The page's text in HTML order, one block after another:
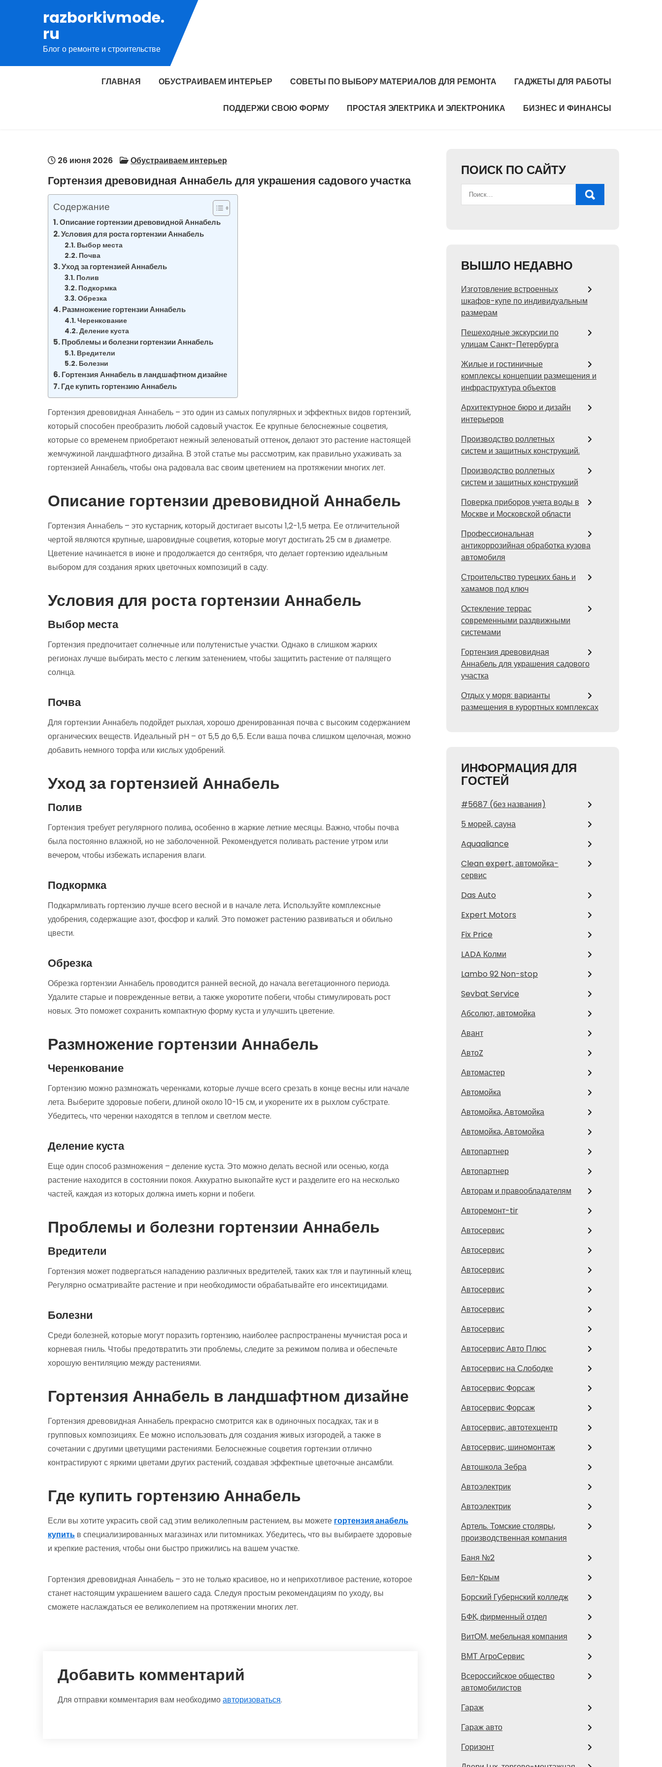
содержимому
razborkivmode.
ru
Блог о ремонте и строительстве
ГЛАВНАЯ ОБУСТРАИВАЕМ ИНТЕРЬЕР СОВЕТЫ ПО ВЫБОРУ МАТЕРИАЛОВ ДЛЯ РЕМОНТА ГАДЖЕТЫ ДЛЯ РАБОТЫ
ПОДДЕРЖИ СВОЮ ФОРМУ ПРОСТАЯ ЭЛЕКТРИКА И ЭЛЕКТРОНИКА БИЗНЕС И ФИНАНСЫ
26 июня 2026 Обустраиваем интерьер
Гортензия древовидная Аннабель для украшения садового участка
Содержание
Описание гортензии древовидной Аннабель
Условия для роста гортензии Аннабель
Выбор места
Почва
Уход за гортензией Аннабель
Полив
Подкормка
Обрезка
Размножение гортензии Аннабель
Черенкование
Деление куста
Проблемы и болезни гортензии Аннабель
Вредители
Болезни
Гортензия Аннабель в ландшафтном дизайне
Где купить гортензию Аннабель
Гортензия древовидная Аннабель – это один из самых популярных и эффектных видов гортензий,
который способен преобразить любой садовый участок. Ее крупные белоснежные соцветия,
которые со временем приобретают нежный зеленоватый оттенок, делают это растение настоящей
жемчужиной ландшафтного дизайна. В этой статье мы рассмотрим, как правильно ухаживать за
гортензией Аннабель, чтобы она радовала вас своим цветением на протяжении многих лет.
Описание гортензии древовидной Аннабель
Гортензия Аннабель – это кустарник, который достигает высоты 1,2-1,5 метра. Ее отличительной
чертой являются крупные, шаровидные соцветия, которые могут достигать 25 см в диаметре.
Цветение начинается в июне и продолжается до сентября, что делает гортензию идеальным
выбором для создания ярких цветочных композиций в саду.
Условия для роста гортензии Аннабель
Выбор места
Гортензия предпочитает солнечные или полутенистые участки. Однако в слишком жарких
регионах лучше выбирать место с легким затенением, чтобы защитить растение от палящего
солнца.
Почва
Для гортензии Аннабель подойдет рыхлая, хорошо дренированная почва с высоким содержанием
органических веществ. Идеальный pH – от 5,5 до 6,5. Если ваша почва слишком щелочная, можно
добавить немного торфа или кислых удобрений.
Уход за гортензией Аннабель
Полив
Гортензия требует регулярного полива, особенно в жаркие летние месяцы. Важно, чтобы почва
была постоянно влажной, но не заболоченной. Рекомендуется поливать растение утром или
вечером, чтобы избежать испарения влаги.
Подкормка
Подкармливать гортензию лучше всего весной и в начале лета. Используйте комплексные
удобрения, содержащие азот, фосфор и калий. Это поможет растению развиваться и обильно
цвести.
Обрезка
Обрезка гортензии Аннабель проводится ранней весной, до начала вегетационного периода.
Удалите старые и поврежденные ветви, а также укоротите побеги, чтобы стимулировать рост
новых. Это поможет сохранить компактную форму куста и улучшить цветение.
Размножение гортензии Аннабель
Черенкование
Гортензию можно размножать черенками, которые лучше всего срезать в конце весны или начале
лета. Выберите здоровые побеги, длиной около 10-15 см, и укорените их в рыхлом субстрате.
Убедитесь, что черенки находятся в теплом и светлом месте.
Деление куста
Еще один способ размножения – деление куста. Это можно делать весной или осенью, когда
растение находится в состоянии покоя. Аккуратно выкопайте куст и разделите его на несколько
частей, каждая из которых должна иметь корни и побеги.
Проблемы и болезни гортензии Аннабель
Вредители
Гортензия может подвергаться нападению различных вредителей, таких как тля и паутинный клещ.
Регулярно осматривайте растение и при необходимости обрабатывайте его инсектицидами.
Болезни
Среди болезней, которые могут поразить гортензию, наиболее распространены мучнистая роса и
корневая гниль. Чтобы предотвратить эти проблемы, следите за режимом полива и обеспечьте
хорошую вентиляцию между растениями.
Гортензия Аннабель в ландшафтном дизайне
Гортензия древовидная Аннабель прекрасно смотрится как в одиночных посадках, так и в
групповых композициях. Ее можно использовать для создания живых изгородей, а также в
сочетании с другими цветущими растениями. Белоснежные соцветия гортензии отлично
контрастируют с яркими цветами других растений, создавая эффектные цветочные ансамбли.
Где купить гортензию Аннабель
Если вы хотите украсить свой сад этим великолепным растением, вы можете гортензия анабель
купить в специализированных магазинах или питомниках. Убедитесь, что вы выбираете здоровые
и крепкие растения, чтобы они быстро прижились на вашем участке.
Гортензия древовидная Аннабель – это не только красивое, но и неприхотливое растение, которое
станет настоящим украшением вашего сада. Следуя простым рекомендациям по уходу, вы
сможете наслаждаться ее великолепием на протяжении многих лет.
Добавить комментарий
Для отправки комментария вам необходимоавторизоваться.
ПОИСК ПО САЙТУ
ВЫШЛО НЕДАВНО
Изготовление встроенных
шкафов-купе по индивидуальным
размерам
Пешеходные экскурсии по
улицам Санкт-Петербурга
Жилые и гостиничные
комплексы концепции размещения и
инфраструктура объектов
Архитектурное бюро и дизайн
интерьеров
Производство роллетных
систем и защитных конструкций.
Производство роллетных
систем и защитных конструкций
Поверка приборов учета воды в
Москве и Московской области
Профессиональная
антикоррозийная обработка кузова
автомобиля
Строительство турецких бань и
хамамов под ключ
Остекление террас
современными раздвижными
системами
Гортензия древовидная
Аннабель для украшения садового
участка
Отдых у моря: варианты
размещения в курортных комплексах
ИНФОРМАЦИЯ ДЛЯ
ГОСТЕЙ
#5687 (без названия)
5 морей, сауна
Aquaaliance
Clean expert, автомойка-
сервис
Das Auto
Expert Motors
Fix Price
LADA Колми
Lambo 92 Non-stop
Sevbat Service
Абсолют, автомойка
Авант
АвтоZ
Автомастер
Автомойка
Автомойка, Автомойка
Автомойка, Автомойка
Автопартнер
Автопартнер
Авторам и правообладателям
Авторемонт-tir
Автосервис
Автосервис
Автосервис
Автосервис
Автосервис
Автосервис
Автосервис Авто Плюс
Автосервис на Слободке
Автосервис Форсаж
Автосервис Форсаж
Автосервис, автотехцентр
Автосервис, шиномонтаж
Автошкола Зебра
Автоэлектрик
Автоэлектрик
Артель. Томские столяры,
производственная компания
Баня №2
Бел-Крым
Борский Губернский колледж
БФК, фирменный отдел
ВитОМ, мебельная компания
ВМТ АгроСервис
Всероссийское общество
автомобилистов
Гараж
Гараж авто
Горизонт